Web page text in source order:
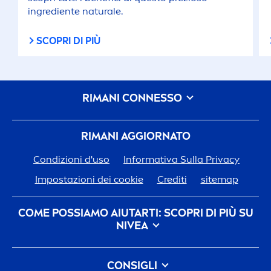
ingrediente naturale.
SCOPRI DI PIÙ
RIMANI AGGIORNATO
Condizioni d'uso
Informativa Sulla Privacy
Impostazioni dei cookie
Crediti sitemap
COME POSSIAMO AIUTARTI: SCOPRI DI PIÙ SU
NIVEA
Storia del Marchio
CONSIGLI
RIMANI CONNESSO